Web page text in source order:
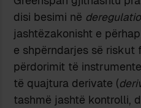
disi besimi në
jashtëzakonisht e
e shpërndarjes së riskut
përdorimit të
të quajtura derivate (
tashmë jashtë kontrolli,